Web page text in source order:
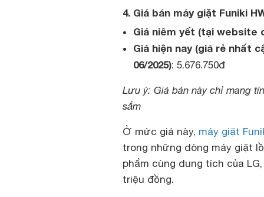
4. Giá bán máy giặt Funiki
Giá niêm yết (tại website
Giá hiện nay (giá rẻ nhất
06/2025): 5.676.750đ
Lưu ý: Giá bán này chỉ mang
sắm
Ở mức giá này, máy giặt
trong những dòng máy giặt
phẩm cùng dung tích của
triệu đồng.